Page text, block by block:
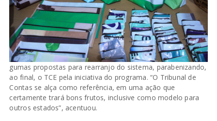
gumas propostas para rearranjo do sistema, parabenizando,
ao final, o TCE pela iniciativa do programa. “O Tribunal de
Contas se alça como referência, em uma ação que
certamente trará bons frutos, inclusive como modelo para
outros estados”, acentuou.